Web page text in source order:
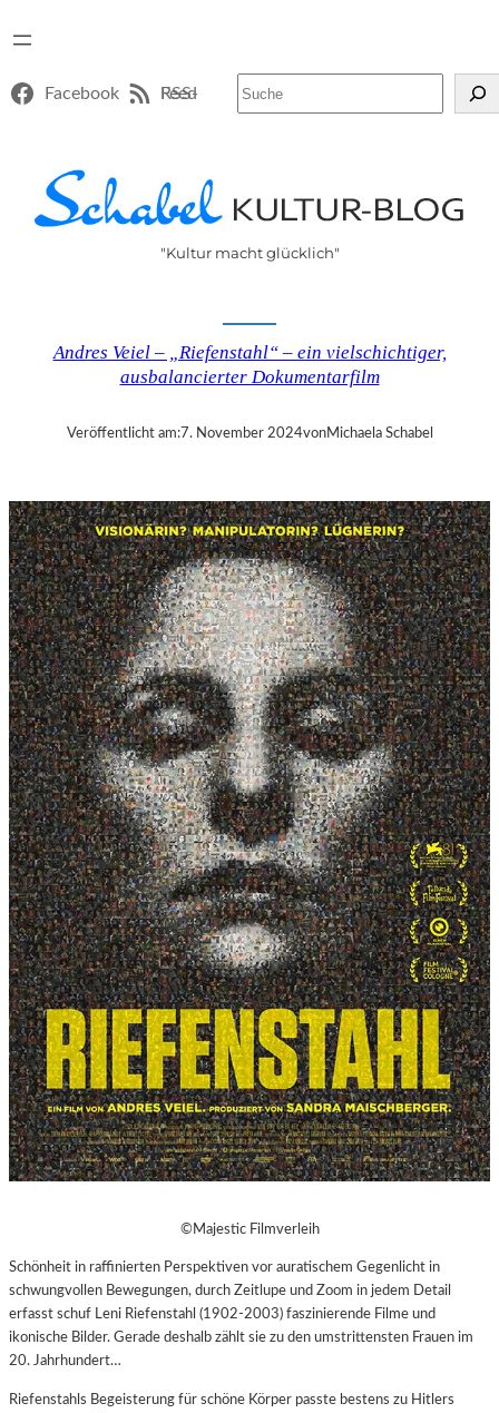
Facebook RSS-Feed
"Kultur macht glücklich"
Andres Veiel – „Riefenstahl“ – ein vielschichtiger,
ausbalancierter Dokumentarfilm
Veröffentlicht am:7. November 2024vonMichaela Schabel
©Majestic Filmverleih
Schönheit in raffinierten Perspektiven vor auratischem Gegenlicht in
schwungvollen Bewegungen, durch Zeitlupe und Zoom in jedem Detail
erfasst schuf Leni Riefenstahl (1902-2003) faszinierende Filme und
ikonische Bilder. Gerade deshalb zählt sie zu den umstrittensten Frauen im
20. Jahrhundert…
Riefenstahls Begeisterung für schöne Körper passte bestens zu Hitlers